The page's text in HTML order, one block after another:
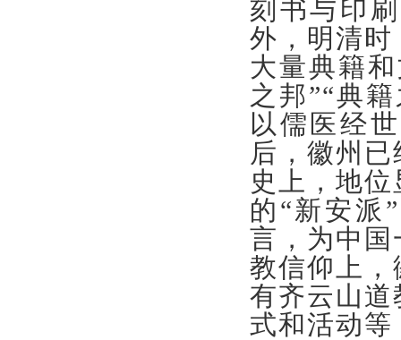
刻书与印
外，明清
大量典籍
之邦”“典
以儒医经
后，徽州
史上，地
的“新安派
言，为中
教信仰上
有齐云山
式和活动